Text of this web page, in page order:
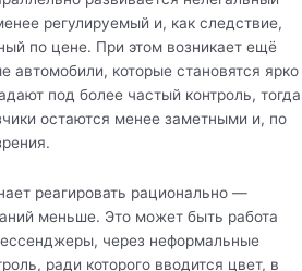
регулируемый и, как следствие,
по цене. При этом возникает ещё
автомобили, которые становятся ярко
под более частый контроль, тогда
остаются менее заметными и, по
реагировать рационально —
меньше. Это может быть работа
через неформальные
ради которого вводится цвет, в